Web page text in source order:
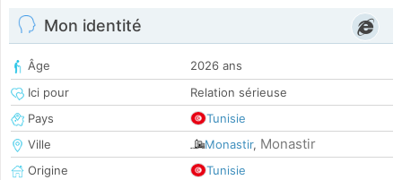
Mon identité
Âge
2026 ans
Ici pour
Relation sérieuse
Pays
Tunisie
Ville
Monastir, Monastir
Origine
Tunisie